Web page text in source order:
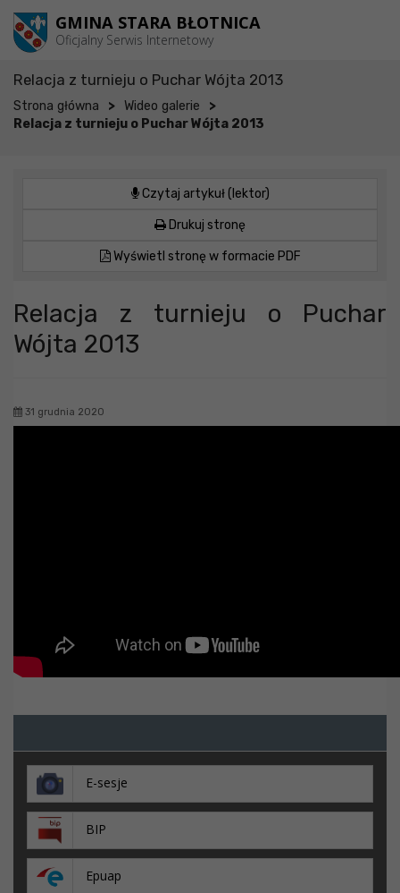
Przejdź do menu
Przejdź do głównej treści strony
Przejdź do stopki strony GMINA STARA BŁOTNICA
Oficjalny Serwis Internetowy
Relacja z turnieju o Puchar Wójta 2013
Strona główna > Wideo galerie >
Relacja z turnieju o Puchar Wójta 2013
Czytaj artykuł (lektor)
Drukuj stronę
Wyświetl stronę w formacie PDF
Relacja z turnieju o Puchar
Wójta 2013
31 grudnia 2020
E-sesje
BIP
Epuap